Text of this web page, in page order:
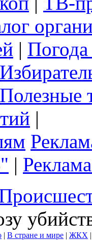
|
Полезные
|
|
| В стране и мире | ЖКХ